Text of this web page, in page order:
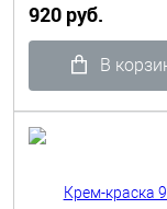
мл Shot
920 руб.
В